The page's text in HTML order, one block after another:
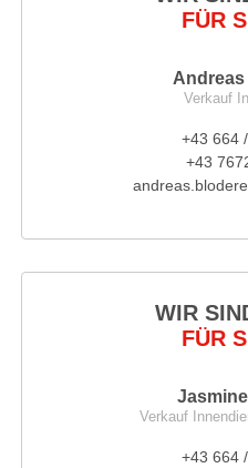
FÜR
Verkauf
+43 664
+43
WIR
FÜR
Verkauf
+43 664